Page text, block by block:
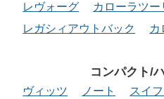
レヴォーグ カローラツー
レガシィアウトバック
カ
コンパクト/
ヴィッツ ノート スイフ